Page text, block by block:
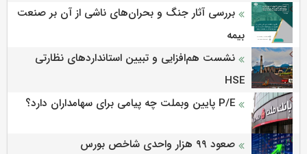
بررسی آثار جنگ و بحران‌های ناشی از آن بر صنعت
بیمه
نشست هم‌افزایی و تبیین استانداردهای نظارتی
HSE
P/E پایین وبملت چه پیامی برای سهامداران دارد؟
صعود ۹۹ هزار واحدی شاخص بورس